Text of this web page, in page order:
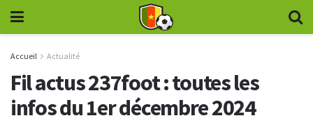
Accueil Actualité
Fil actus 237foot : toutes les
infos du 1er décembre 2024